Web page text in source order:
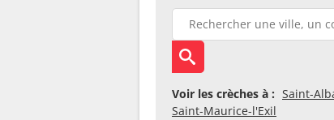
Voir les crèches à : Saint-
Saint-Maurice-l'Exil